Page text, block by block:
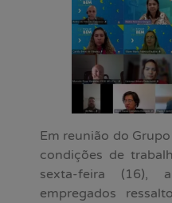
Em reunião do
condições de
sexta-feira (16),
empregados